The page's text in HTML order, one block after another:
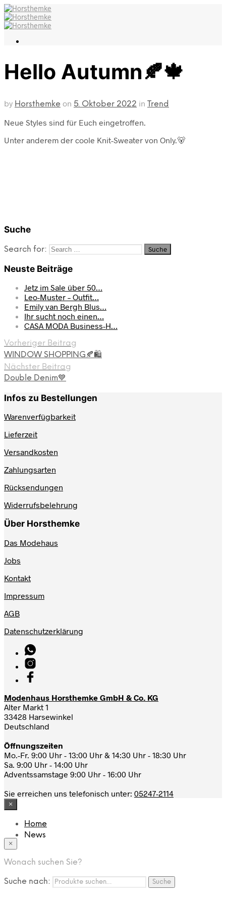
Hello Autumn🍂🍁
by Horsthemke on 5. Oktober 2022 in Trend
Neue Styles sind für Euch eingetroffen.
Unter anderem der coole Knit-Sweater von Only.🐻
Suche
Search for:
Neuste Beiträge
Jetz im Sale über 50…
Leo-Muster – Outfit…
Emily van Bergh Blus…
Ihr sucht noch einen…
CASA MODA Business-H…
Vorheriger Beitrag
WINDOW SHOPPING🍂🛍️
Nächster Beitrag
Double Denim💙
Infos zu Bestellungen
Warenverfügbarkeit
Lieferzeit
Versandkosten
Zahlungsarten
Rücksendungen
Widerrufsbelehrung
Über Horsthemke
Das Modehaus
Jobs
Kontakt
Impressum
AGB
Datenschutzerklärung
Modenhaus Horsthemke GmbH & Co. KG
Alter Markt 1
33428 Harsewinkel
Deutschland
Öffnungszeiten
Mo.-Fr. 9:00 Uhr - 13:00 Uhr & 14:30 Uhr - 18:30 Uhr
Sa. 9:00 Uhr - 14:00 Uhr
Adventssamstage 9:00 Uhr - 16:00 Uhr
Sie erreichen uns telefonisch unter: 05247-2114
×
Home
News
App
FAQ
Nutzungbedingungen
Marken
×
Wonach suchen Sie?
Suche nach: Suche